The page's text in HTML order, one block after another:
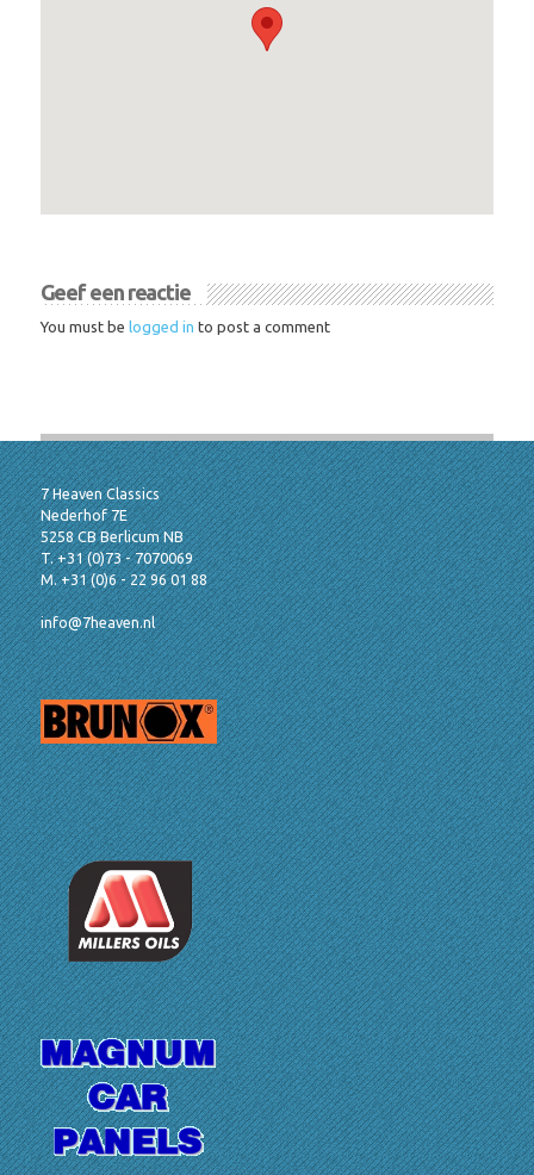
Geef een reactie
You must be logged in to post a comment
7 Heaven Classics
Nederhof 7E
5258 CB Berlicum NB
T. +31 (0)73 - 7070069
M. +31 (0)6 - 22 96 01 88
info@7heaven.nl